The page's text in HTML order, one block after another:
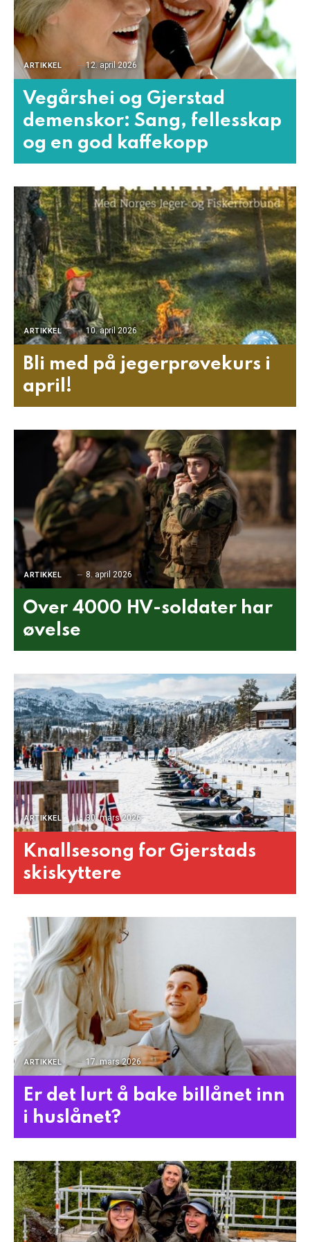
ARTIKKEL 12. april 2026
Vegårshei og Gjerstad
demenskor: Sang, fellesskap
og en god kaffekopp
ARTIKKEL 10. april 2026
Bli med på jegerprøvekurs i
april!
ARTIKKEL 8. april 2026
Over 4000 HV-soldater har
øvelse
ARTIKKEL 30. mars 2026
Knallsesong for Gjerstads
skiskyttere
ARTIKKEL 17. mars 2026
Er det lurt å bake billånet inn
i huslånet?